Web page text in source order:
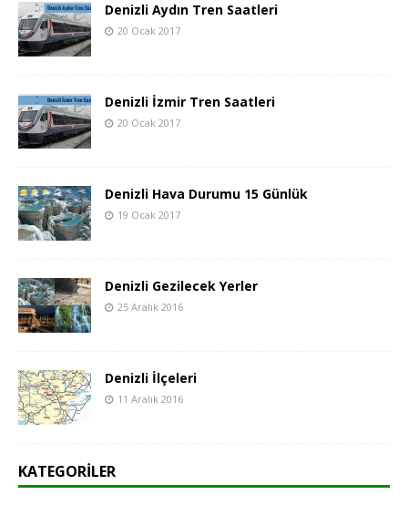
Denizli Aydın Tren Saatleri
20 Ocak 2017
Denizli İzmir Tren Saatleri
20 Ocak 2017
Denizli Hava Durumu 15 Günlük
19 Ocak 2017
Denizli Gezilecek Yerler
25 Aralık 2016
Denizli İlçeleri
11 Aralık 2016
KATEGORILER